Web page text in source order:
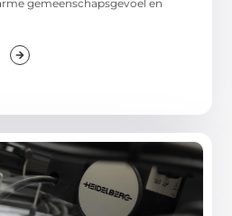
gemeenschapsgevoel en